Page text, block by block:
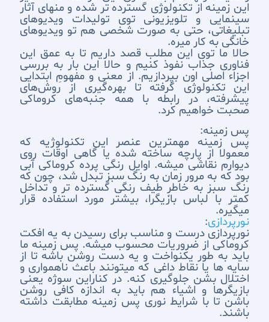
این زمینه‌ از تکنولوژی گسترده تر شده و منهای آثار
سینمایی و تلویزیونی توی تولیدات ویدیوهای
تبلیغاتی، حتی به صورت شخصی هم تو ویدیوهای
خانگی به کار میره.
حالا ما توی این مطلب قصد داریم تا به عمق این
فناوری جذاب نفوذ کنیم و حالا این بار به بررسی
اجزاء اصلی اون بپردازیم. از معنی و مفهومِ ابتدایی
این تکنولوژی گرفته تا بهره‌گیری از روش‌های
پیشرفته، در رابطه با همه‌ جنبه‌های کروماکی
صحبت خواهیم کرد.
پس زمینه:
پس زمینه مهمترین عنصر این تکنولوژیه که
معمولا از پارچه ساخته شده یا گاهی اوقات روی
دیوارم نقاشی میشه. اوایل رنگی پرده کروماکی آبی
بود که به مرور زمان به رنگ سبز تبدل شد، چون که
رنگ سبز به خاطرِ طیف رنگی گسترده تر و تداخل
کمتر با لباس بازیگرا، بیشتر مورد استفاده قرار
میگیره.
نورپردازی:
نورپردازی درست و مناسب برای رسیدن به یه افکت
کروماکی از ضروریات محسوب میشه. پس زمینه ما
باید به طور یکنواخت و یه دست روشن باشه تا از
سایه ها یا نقاط داغی که میتونند باعث ناهمواری و
اختلال بشن جلوگیری کنه. در کناراین سوژه یعنی
بازیگرها و اشیاء هم باید به اندازه کافی روشن
باشن تا با شرایط نوری پس زمینه مطابقت داشته
باشند.